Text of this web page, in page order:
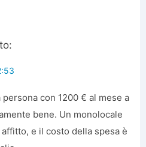
persona con 1200 € al mese a
bene. Un monolocale
e il costo della spesa è